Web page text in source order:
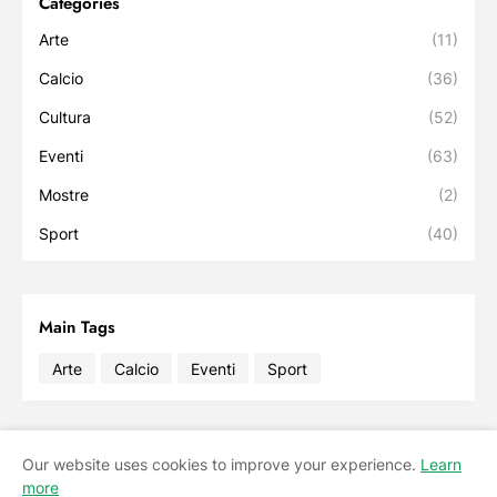
Arte (11)
Calcio (36)
Cultura (52)
Eventi (63)
Mostre (2)
Sport (40)
Main Tags
Arte Calcio Eventi Sport
Contatti RTL Version
Our website uses cookies to improve your experience. Learn
more